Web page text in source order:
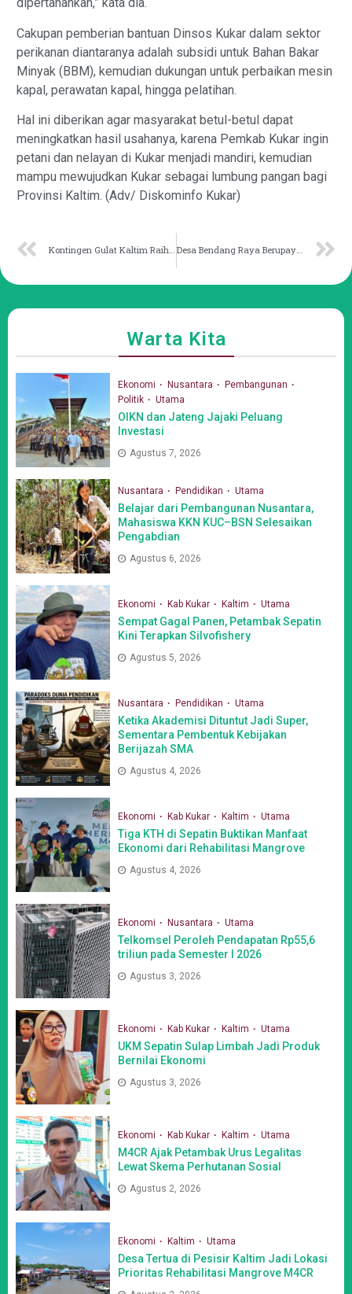
dipertahankan,” kata dia.
Cakupan pemberian bantuan Dinsos Kukar dalam sektor
perikanan diantaranya adalah subsidi untuk Bahan Bakar
Minyak (BBM), kemudian dukungan untuk perbaikan mesin
kapal, perawatan kapal, hingga pelatihan.
Hal ini diberikan agar masyarakat betul-betul dapat
meningkatkan hasil usahanya, karena Pemkab Kukar ingin
petani dan nelayan di Kukar menjadi mandiri, kemudian
mampu mewujudkan Kukar sebagai lumbung pangan bagi
Provinsi Kaltim. (Adv/ Diskominfo Kukar)
Kontingen Gulat Kaltim Raih 3 Emas Desa Bendang Raya Berupaya Beri Pelayanan Air Bersih
Warta Kita
Ekonomi Nusantara
Pembangunan
Politik
Utama
OIKN dan Jateng Jajaki Peluang
Investasi
Agustus 7, 2026
Nusantara Pendidikan Utama
Belajar dari Pembangunan Nusantara,
Mahasiswa KKN KUC–BSN Selesaikan
Pengabdian
Agustus 6, 2026
Ekonomi Kab Kukar Kaltim Utama
Sempat Gagal Panen, Petambak Sepatin
Kini Terapkan Silvofishery
Agustus 5, 2026
Nusantara Pendidikan Utama
Ketika Akademisi Dituntut Jadi Super,
Sementara Pembentuk Kebijakan
Berijazah SMA
Agustus 4, 2026
Ekonomi Kab Kukar Kaltim Utama
Tiga KTH di Sepatin Buktikan Manfaat
Ekonomi dari Rehabilitasi Mangrove
Agustus 4, 2026
Ekonomi Nusantara Utama
Telkomsel Peroleh Pendapatan Rp55,6
triliun pada Semester I 2026
Agustus 3, 2026
Ekonomi Kab Kukar Kaltim Utama
UKM Sepatin Sulap Limbah Jadi Produk
Bernilai Ekonomi
Agustus 3, 2026
Ekonomi Kab Kukar Kaltim Utama
M4CR Ajak Petambak Urus Legalitas
Lewat Skema Perhutanan Sosial
Agustus 2, 2026
Ekonomi Kaltim Utama
Desa Tertua di Pesisir Kaltim Jadi Lokasi
Prioritas Rehabilitasi Mangrove M4CR